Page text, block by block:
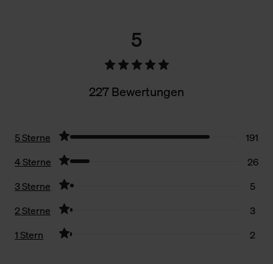
5
227 Bewertungen
5 Sterne
191
4 Sterne
26
3 Sterne
5
2 Sterne
3
1 Stern
2